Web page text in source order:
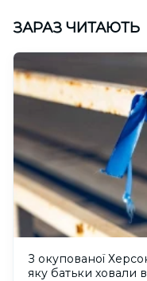
ЗАРАЗ ЧИТАЮТЬ
З окупованої
яку батьки ховали